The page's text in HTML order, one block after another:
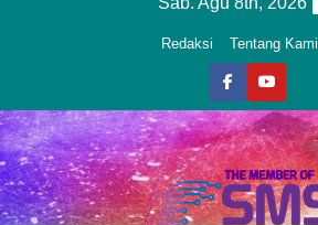
Redaksi Tentang Kami